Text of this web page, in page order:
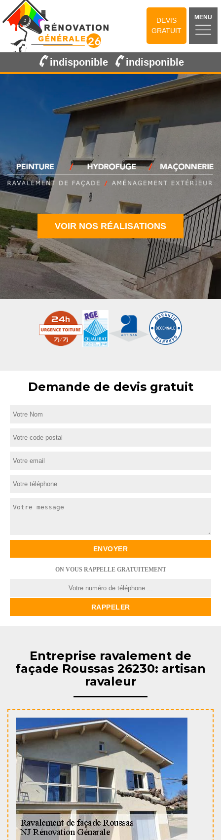
DEVIS
GRATUIT
MENU
indisponible indisponible
VOIR NOS RÉALISATIONS
Demande de devis gratuit
ON VOUS RAPPELLE GRATUITEMENT
Entreprise ravalement de
façade Roussas 26230: artisan
ravaleur